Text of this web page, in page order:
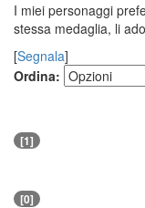
I miei personaggi
stessa medaglia, li
[Segnala]
Ordina:
[1]
[0]